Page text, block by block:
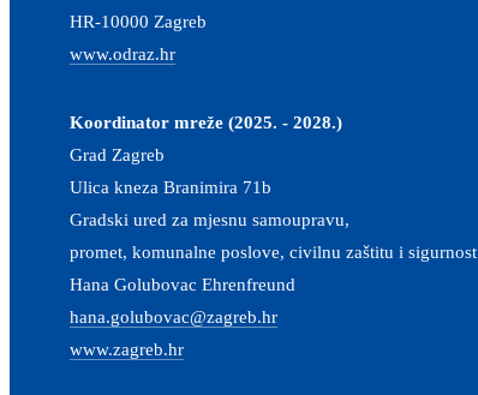
HR-10000 Zagreb
www.odraz.hr
Koordinator mreže (2025. - 2028.)
Grad Zagreb
Ulica kneza Branimira 71b
Gradski ured za mjesnu samoupravu,
promet, komunalne poslove, civilnu zaštitu i sigurnost
Hana Golubovac Ehrenfreund
hana.golubovac@zagreb.hr
www.zagreb.hr